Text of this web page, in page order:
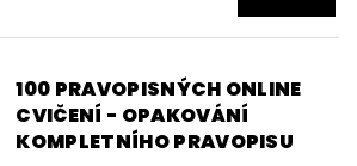
100 PRAVOPISNÝCH ONLINE
CVIČENÍ - OPAKOVÁNÍ
KOMPLETNÍHO PRAVOPISU